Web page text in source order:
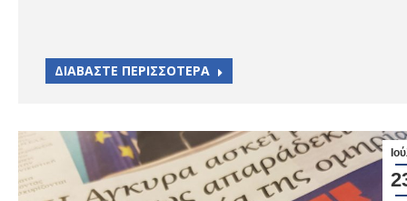
ΔΙΑΒΑΣΤΕ ΠΕΡΙΣΣΟΤΕΡΑ